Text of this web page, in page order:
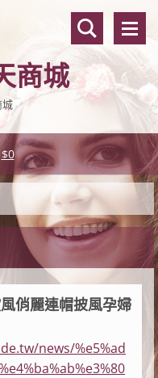
商城
城
$0
俏麗連帽披風孕婦
news/%e5%ad